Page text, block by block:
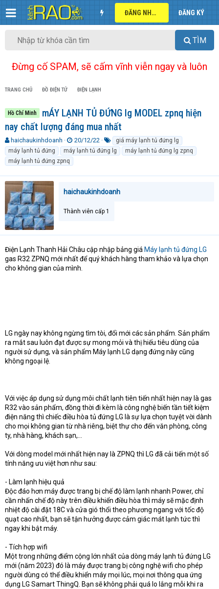
ĐĂNG NHẬP ĐĂNG KÝ
TÌM
Đừng cố SPAM, sẽ cấm vĩnh viễn ngay và luôn
TRANG CHỦ ĐỒ ĐIỆN TỬ ĐIỆN LẠNH
Hồ Chí Minh
mÁY LẠNH TỦ ĐỨNG lg MODEL zpnq hiện
nay chất lượng đáng mua nhất
T
h
r
e
a
d
s
t
a
r
t
e
r
haichaukinhdoanh
N
g
à
g
i
20/12/22
ừ
k
ó
giá máy lạnh tủ đứng lg
máy lạnh tủ đứng
máy lạnh tủ đứng lg
máy lạnh tủ đứng lg zpnq
máy lạnh tủ đứng zpnq
haichaukinhdoanh
Thành viên cấp 1
Điện Lạnh Thanh Hải Châu cập nhập bảng giá Máy lạnh tủ đứng LG
gas R32 ZPNQ mới nhất để quý khách hàng tham khảo và lựa chọn
cho không gian của mình.
LG ngày nay không ngừng tìm tòi, đổi mới các sản phẩm. Sản phẩm
ra mắt sau luôn đạt được sự mong mỏi và thị hiếu tiêu dùng của
người sử dụng, và sản phẩm Máy lạnh LG dạng đứng này cũng
không ngoại lệ.
Với việc áp dụng sử dụng môi chất lạnh tiên tiến nhất hiện nay là gas
R32 vào sản phẩm, đồng thời đi kèm là công nghệ biến tần tiết kiệm
điện năng thì chiếc điều hòa tủ đứng LG là sự lựa chọn tuyệt vời dành
cho mọi không gian từ nhà riêng, biệt thự cho đến văn phòng, công
ty, nhà hàng, khách sạn,...
Với dòng model mới nhất hiện nay là ZPNQ thì LG đã cải tiến một số
tính năng ưu việt hơn như sau:
- Làm lạnh hiệu quả
Độc đáo hơn máy được trang bị chế độ làm lạnh nhanh Power, chỉ
cần nhấn chế độ này trên điều khiển điều hòa thì máy sẽ mặc định
nhiệt độ cài đặt 18C và cửa gió thổi theo phương ngang với tốc độ
quạt cao nhất, bạn sẽ tận hưởng được cảm giác mát lạnh tức thì
ngay khi bật máy.
- Tích hợp wifi
Một trong những điểm cộng lớn nhất của dòng máy lạnh tủ đứng LG
mới (năm 2023) đó là máy được trang bị công nghệ wifi cho phép
người dùng có thể điều khiển máy mọi lúc, mọi nơi thông qua ứng
dụng LG Samart ThingQ. Bạn sẽ không phải quá lo lắng mỗi khi ra